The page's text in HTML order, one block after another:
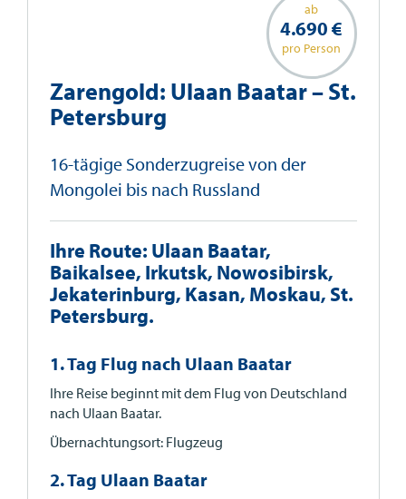
ab
4.690 €
pro Person
Zarengold: Ulaan Baatar – St.
Petersburg
16-tägige Sonderzugreise von der
Mongolei bis nach Russland
Ihre Route: Ulaan Baatar,
Baikalsee, Irkutsk, Nowosibirsk,
Jekaterinburg, Kasan, Moskau, St.
Petersburg.
1. Tag Flug nach Ulaan Baatar
Ihre Reise beginnt mit dem Flug von Deutschland
nach Ulaan Baatar.
Übernachtungsort: Flugzeug
2. Tag Ulaan Baatar